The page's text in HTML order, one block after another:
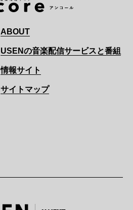
ABOUT
USENの音楽配信サービスと番組
情報サイト
サイトマップ